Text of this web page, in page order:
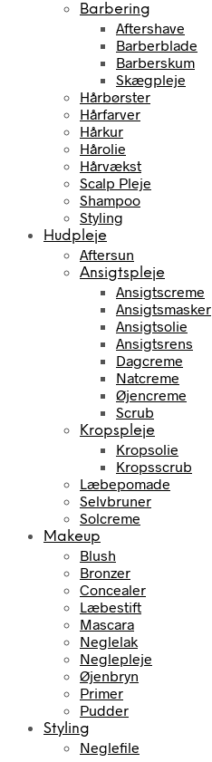
Barbering
Aftershave
Barberblade
Barberskum
Skægpleje
Hårbørster
Hårfarver
Hårkur
Hårolie
Hårvækst
Scalp Pleje
Shampoo
Styling
Hudpleje
Aftersun
Ansigtspleje
Ansigtscreme
Ansigtsmasker
Ansigtsolie
Ansigtsrens
Dagcreme
Natcreme
Øjencreme
Scrub
Kropspleje
Kropsolie
Kropsscrub
Læbepomade
Selvbruner
Solcreme
Makeup
Blush
Bronzer
Concealer
Læbestift
Mascara
Neglelak
Neglepleje
Øjenbryn
Primer
Pudder
Styling
Neglefile